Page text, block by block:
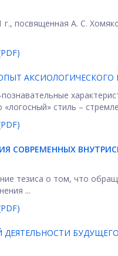
г., посвященная А. С.
АКСИОЛОГИЧЕСКОГО
стиль –
СОВРЕМЕННЫХ
тезиса о том, что
...